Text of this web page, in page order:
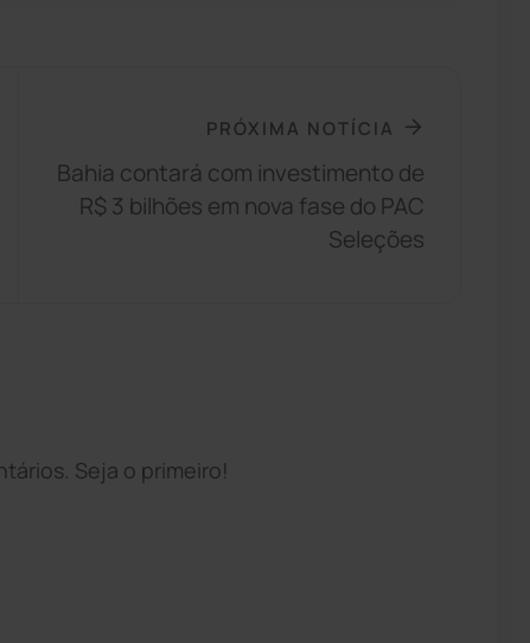
PRÓXIMA NOTÍCIA
Bahia contará com investimento de
R$ 3 bilhões em nova fase do PAC
Seleções
Seja o primeiro!